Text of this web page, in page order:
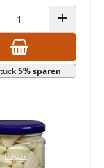
VERRINGERN ANZAHL
5% sparen